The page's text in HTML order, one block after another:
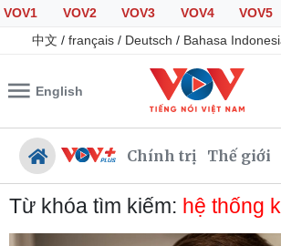
VOV1 VOV2 VOV3 VOV4 VOV5
中文 / français / Deutsch / Bahasa
English
Chính trị Thế giới
Từ khóa tìm kiếm: hệ thống